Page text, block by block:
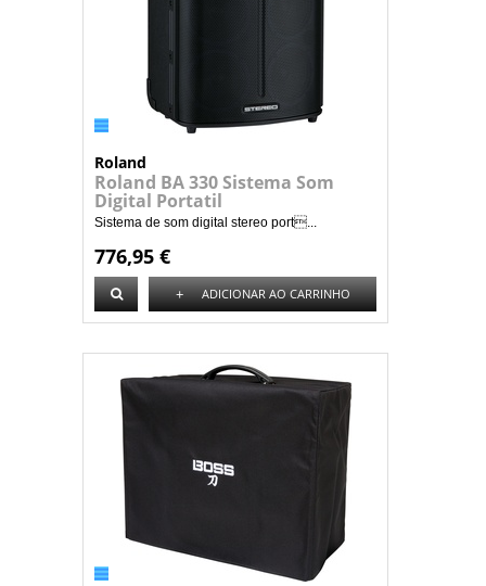
Roland
Roland BA 330 Sistema Som
Digital Portatil
Sistema de som digital stereo port...
776,95 €
+ ADICIONAR AO CARRINHO